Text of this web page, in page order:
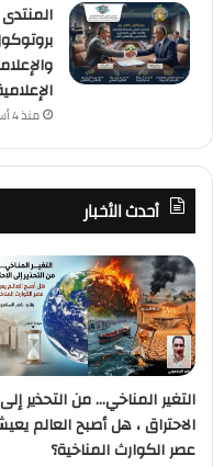
منذ 4 أسابيع
أحدث الأخبار
التغير المناخي… من التحذير إلى
الاحتراق ، هل أصبح العالم
عصر الكوارث المناخية؟